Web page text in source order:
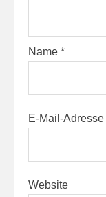
Name *
E-Mail-Adresse
Website